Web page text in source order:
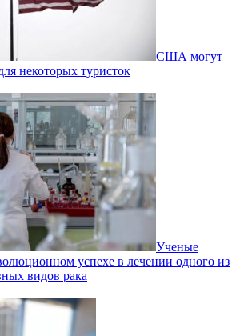
США могут
некоторых туристок
Ученые
успехе в лечении одного из
видов рака